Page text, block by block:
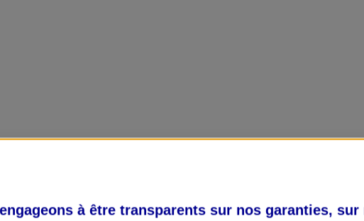
à être transparents sur nos garanties, sur